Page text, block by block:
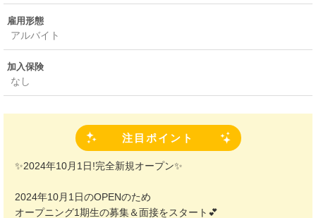
雇用形態
アルバイト
加入保険
なし
注目ポイント
✨2024年10月1日!完全新規オープン✨
2024年10月1日のOPENのため
オープニング1期生の募集＆面接をスタート💕